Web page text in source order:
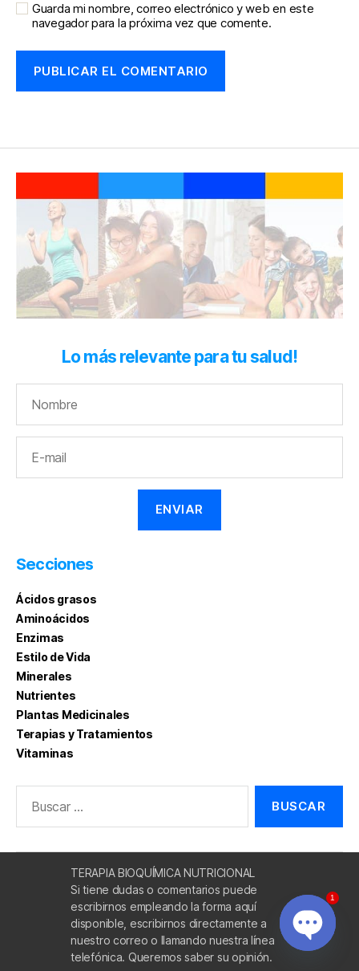
Guarda mi nombre, correo electrónico y web en este
navegador para la próxima vez que comente.
Lo más relevante para tu salud!
Secciones
Ácidos grasos
Aminoácidos
Enzimas
Estilo de Vida
Minerales
Nutrientes
Plantas Medicinales
Terapias y Tratamientos
Vitaminas
TERAPIA BIOQUÍMICA NUTRICIONAL
Si tiene dudas o comentarios puede
escribirnos empleando la forma aquí
disponible, escribirnos directamente a
nuestro correo o llamando nuestra línea
telefónica. Queremos saber su opinión.
1